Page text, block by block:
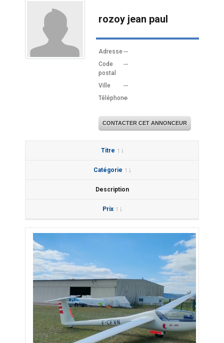
rozoy jean paul
Adresse---
Code
postal
---
Ville
---
Téléphone
---
CONTACTER CET ANNONCEUR
Titre
Catégorie
Description
Prix